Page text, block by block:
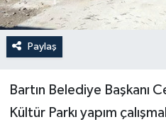
Paylaş
Bartın Belediye Başkanı
Kültür Parkı yapım
Tarım
Turizm
Yerel Yönetimler